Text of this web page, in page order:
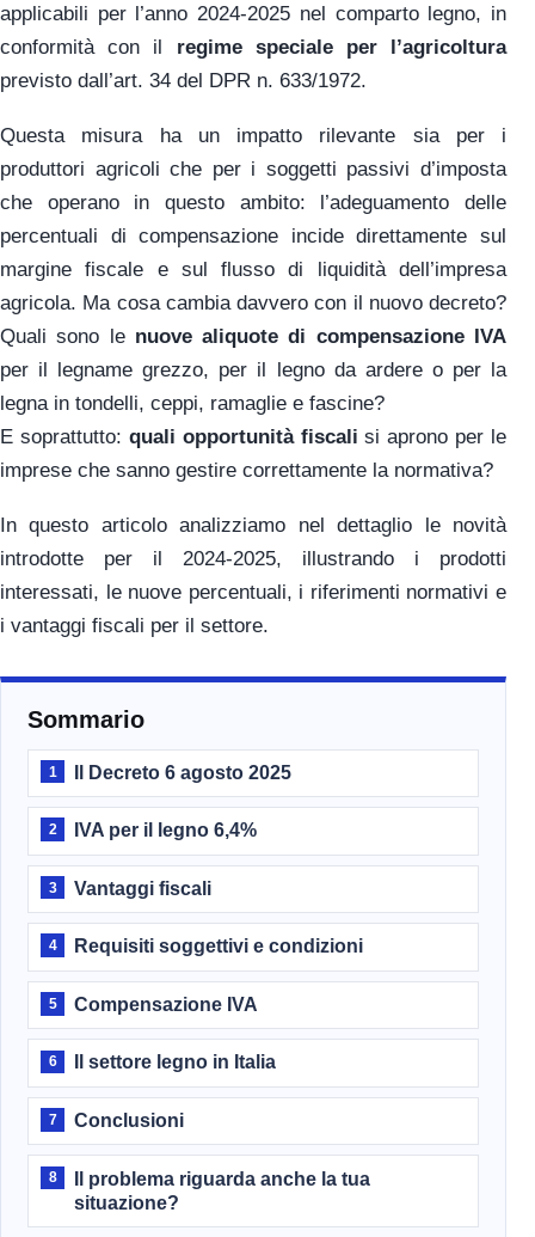
applicabili per l’anno 2024-2025 nel comparto legno, in
conformità con il regime speciale per l’agricoltura
previsto dall’art. 34 del DPR n. 633/1972.
Questa misura ha un impatto rilevante sia per i
produttori agricoli che per i soggetti passivi d’imposta
che operano in questo ambito: l’adeguamento delle
percentuali di compensazione incide direttamente sul
margine fiscale e sul flusso di liquidità dell’impresa
agricola. Ma cosa cambia davvero con il nuovo decreto?
Quali sono le nuove aliquote di compensazione IVA
per il legname grezzo, per il legno da ardere o per la
legna in tondelli, ceppi, ramaglie e fascine?
E soprattutto: quali opportunità fiscali si aprono per le
imprese che sanno gestire correttamente la normativa?
In questo articolo analizziamo nel dettaglio le novità
introdotte per il 2024-2025, illustrando i prodotti
interessati, le nuove percentuali, i riferimenti normativi e
i vantaggi fiscali per il settore.
Sommario
1 Il Decreto 6 agosto 2025
2 IVA per il legno 6,4%
3 Vantaggi fiscali
4 Requisiti soggettivi e condizioni
5 Compensazione IVA
6 Il settore legno in Italia
7 Conclusioni
8
Il problema riguarda anche la tua
situazione?